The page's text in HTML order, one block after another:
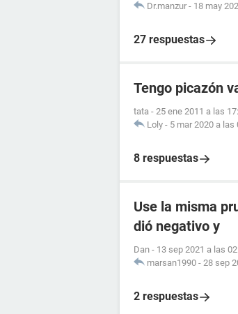
Dr.manzur - 18 may
27 respuestas
Tengo picazón
tata - 25 ene 2011 a las
Loly - 5 mar 2020 a las
8 respuestas
Use la misma
dió negativo y
Dan - 13 sep 2021 a las
marsan1990 - 28 sep
2 respuestas